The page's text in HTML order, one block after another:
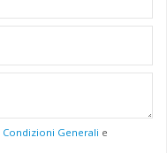
Condizioni Generali e